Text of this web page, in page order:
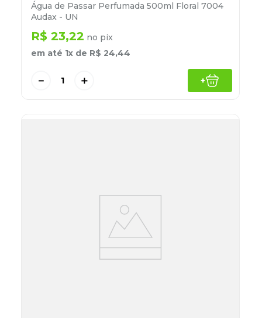
Água de Passar Perfumada 500ml Floral 7004
Audax - UN
R$ 23,22 no pix
em até 1x de R$ 24,44
＋
－ +